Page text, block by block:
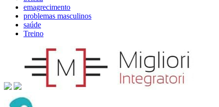
emagrecimento
problemas masculinos
saúde
Treino